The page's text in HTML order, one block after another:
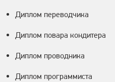
Диплом переводчика
Диплом повара кондитера
Диплом проводника
Диплом программиста